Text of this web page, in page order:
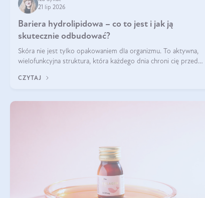
21 lip 2026
Bariera hydrolipidowa – co to jest i jak ją
skutecznie odbudować?
Skóra nie jest tylko opakowaniem dla organizmu. To aktywna,
wielofunkcyjna struktura, która każdego dnia chroni cię przed
środowiskowymi. Jednym z jej kluczowych elementów jest
CZYTAJ